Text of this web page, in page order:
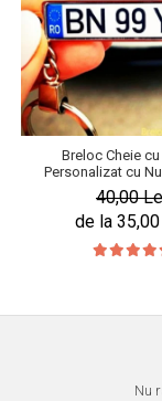
Breloc Cheie
Personalizat cu
40,00
de la
Nu